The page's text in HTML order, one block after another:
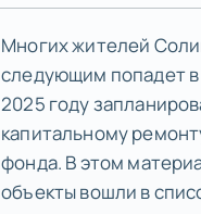
Многих жителей
следующим попадет
2025 году
капитальному
фонда. В этом
объекты вошли в